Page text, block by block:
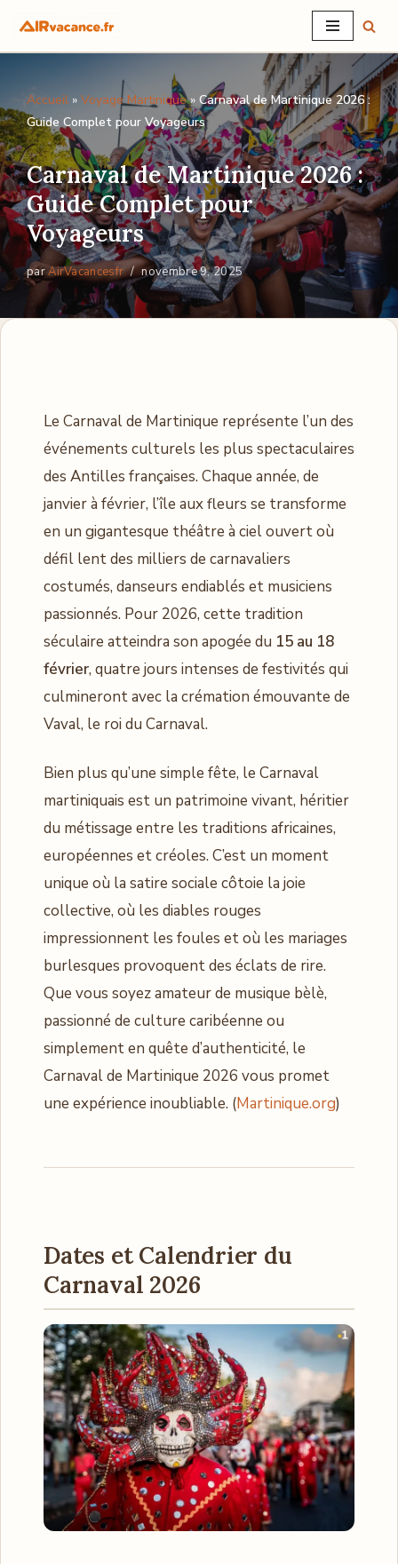
Aller
contenu
Accueil » Voyage Martinique» Carnaval de Martinique 2026 :
Guide Complet pour Voyageurs
Carnaval de Martinique 2026 :
Guide Complet pour
Voyageurs
parAirVacancesfr novembre 9, 2025
Le Carnaval de Martinique représente l’un des
événements culturels les plus spectaculaires
des Antilles françaises. Chaque année, de
janvier à février, l’île aux fleurs se transforme
en un gigantesque théâtre à ciel ouvert où
défil lent des milliers de carnavaliers
costumés, danseurs endiablés et musiciens
passionnés. Pour 2026, cette tradition
séculaire atteindra son apogée du 15 au 18
février, quatre jours intenses de festivités qui
culmineront avec la crémation émouvante de
Vaval, le roi du Carnaval.
Bien plus qu’une simple fête, le Carnaval
martiniquais est un patrimoine vivant, héritier
du métissage entre les traditions africaines,
européennes et créoles. C’est un moment
unique où la satire sociale côtoie la joie
collective, où les diables rouges
impressionnent les foules et où les mariages
burlesques provoquent des éclats de rire.
Que vous soyez amateur de musique bèlè,
passionné de culture caribéenne ou
simplement en quête d’authenticité, le
Carnaval de Martinique 2026 vous promet
une expérience inoubliable. (Martinique.org)
Dates et Calendrier du
Carnaval 2026